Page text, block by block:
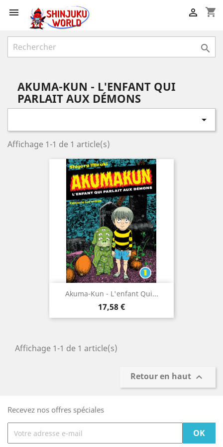
 shopping_cart


AKUMA-KUN - L'ENFANT QUI
PARLAIT AUX DÉMONS

Affichage 1-1 de 1 article(s)
Akuma-Kun - L'enfant Qui...
Prix
17,58 €
Affichage 1-1 de 1 article(s)
Retour en haut 
Recevez nos offres spéciales